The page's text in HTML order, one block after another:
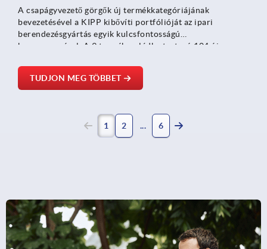
A csapágyvezető görgők új termékkategóriájának
bevezetésével a KIPP kibővíti portfólióját az ipari
berendezésgyártás egyik kulcsfontosságú
komponensével. A 9 termékcsaládba tartozó 104 új
pontos méretpontosságot, a robusztus felépítést és a
következetesen egyenletes futási viselkedést ötvözik -
TUDJON MEG TÖBBET
1 2 6